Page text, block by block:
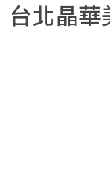
台北晶華